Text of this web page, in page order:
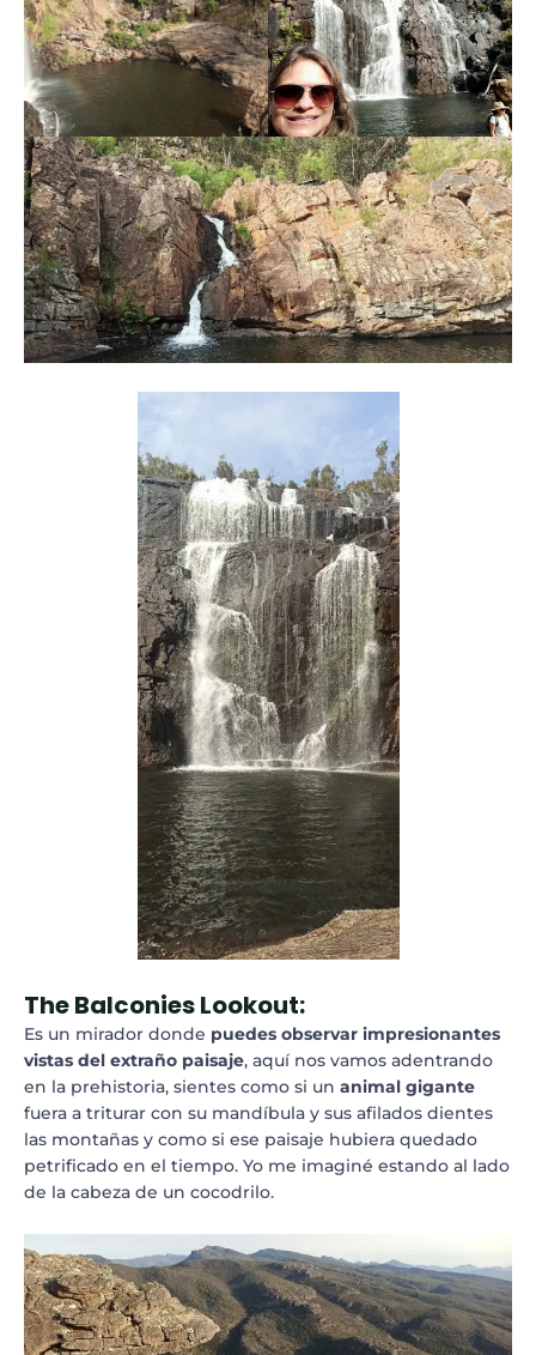
The Balconies Lookout:
Es un mirador donde puedes observar impresionantes
vistas del extraño paisaje, aquí nos vamos adentrando
en la prehistoria, sientes como si un animal gigante
fuera a triturar con su mandíbula y sus afilados dientes
las montañas y como si ese paisaje hubiera quedado
petrificado en el tiempo. Yo me imaginé estando al lado
de la cabeza de un cocodrilo.